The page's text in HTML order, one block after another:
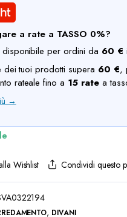
€50.00.
a rate a TASSO 0%?
disponibile per ordini da 60 €
dei tuoi prodotti supera 60 €,
rateale fino a 15 ratea
→
Wishlist Condividi questo
, DIVANI